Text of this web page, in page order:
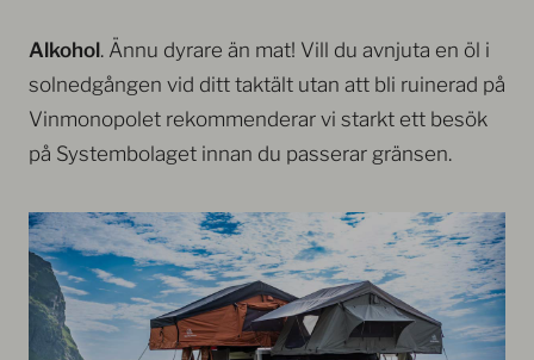
Alkohol. Ännu dyrare än mat! Vill du avnjuta en öl i
solnedgången vid ditt taktält utan att bli ruinerad på
Vinmonopolet rekommenderar vi starkt ett besök
på Systembolaget innan du passerar gränsen.